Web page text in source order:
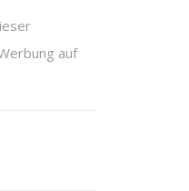
auf